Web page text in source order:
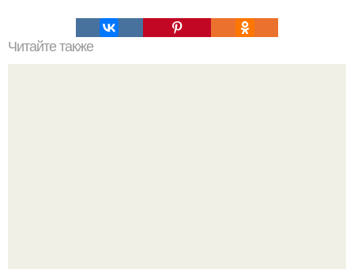
Читайте также